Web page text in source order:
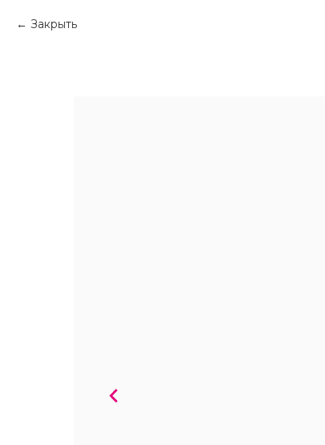
Закрыть